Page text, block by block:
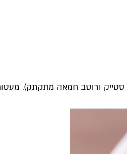
במקרה הזה בין סטייק ורוטב חמאה